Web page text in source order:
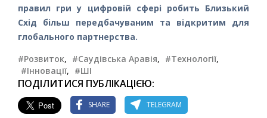
правил гри у цифровій сфері робить Близький
Схід більш передбачуваним та відкритим для
глобального партнерства.
#Розвиток, #Саудівська Аравія, #Технології,
#Інновації, #ШІ
ПОДІЛИТИСЯ ПУБЛІКАЦІЄЮ:
SHARE TELEGRAM